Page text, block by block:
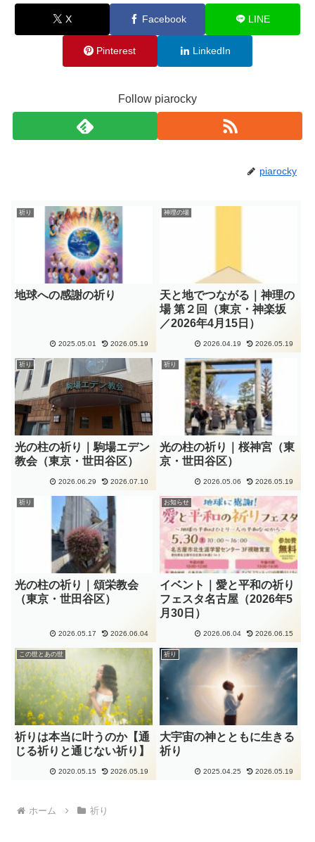
X Facebook LINE
Pinterest LinkedIn
Follow piarocky
piarocky
祈り
地球への感謝の祈り
2025.05.01 2026.05.19
神理の場
︎天と地でつながる｜神理の
場 第２回（東京・神楽坂
／2026年4月15日）
2026.04.19 2026.05.19
祈り
光の柱の祈り｜駒場エデン
教会（東京・世田谷区）
2026.06.29 2026.07.10
祈り
光の柱の祈り｜桜神宮（東
京・世田谷区）
2026.05.06 2026.05.19
祈り
光の柱の祈り｜頌栄教会
（東京・世田谷区）
2026.05.17 2026.06.04
お知らせ
イベント｜愛と平和の祈り
フェスタ名古屋（2026年5
月30日）
2026.06.04 2026.06.15
この世とあの世
祈りは本当に叶うのか【通
じる祈りと通じない祈り】
2020.05.15 2026.05.19
祈り
大宇宙の神とともに生きる
祈り
2025.04.25 2026.05.19
ホーム 祈り